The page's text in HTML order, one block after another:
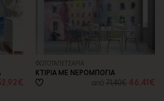
ΦΩΤΟΤΑΠΕΤΣΑΡΙA
ΚΤΙΡΙΑ ΜΕ ΝΕΡΟΜΠΟΓΙΑ
από71,40€ 46,41€